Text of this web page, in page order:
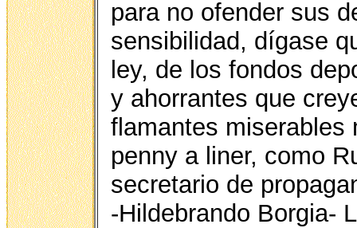
para no ofender sus
sensibilidad, dígase
ley, de los fondos
y ahorrantes que
flamantes miserables
penny a liner, como
secretario de
-Hildebrando Borgia-